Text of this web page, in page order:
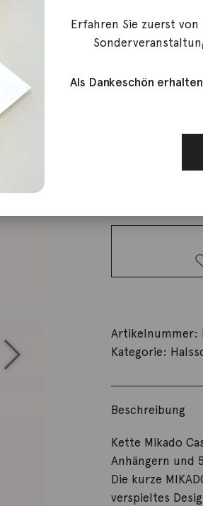
Tamara Comolli
Kette
Pavé Menge
Artikelnummer:
Kategorie:
Beschreibung
Kette Mikado
Anhängern und
Die kurze
verspieltes
Erfahren Sie zuerst
Als Dankeschön